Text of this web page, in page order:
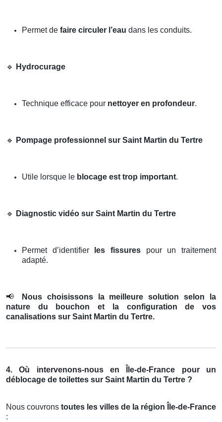
Permet de faire circuler l’eau dans les conduits.
🔹 Hydrocurage
Technique efficace pour nettoyer en profondeur.
🔹 Pompage professionnel sur Saint Martin du Tertre
Utile lorsque le blocage est trop important.
🔹 Diagnostic vidéo sur Saint Martin du Tertre
Permet d’identifier les fissures pour un traitement
adapté.
📢
Nous choisissons la meilleure solution selon la
nature du bouchon et la configuration de vos
canalisations sur Saint Martin du Tertre.
4. Où intervenons-nous en Île-de-France pour un
déblocage de toilettes sur Saint Martin du Tertre ?
Nous couvrons toutes les villes de la région Île-de-France
: